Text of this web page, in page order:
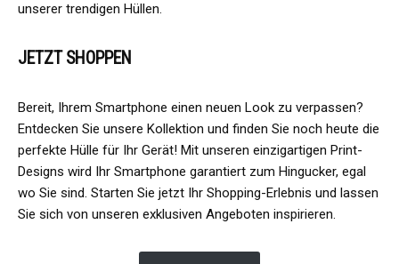
unserer trendigen Hüllen.
JETZT SHOPPEN
Bereit, Ihrem Smartphone einen neuen Look zu verpassen?
Entdecken Sie unsere Kollektion und finden Sie noch heute die
perfekte Hülle für Ihr Gerät! Mit unseren einzigartigen Print-
Designs wird Ihr Smartphone garantiert zum Hingucker, egal
wo Sie sind. Starten Sie jetzt Ihr Shopping-Erlebnis und lassen
Sie sich von unseren exklusiven Angeboten inspirieren.